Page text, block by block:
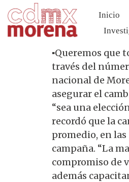
Inicio
▪️Queremos que
través del
nacional de
asegurar el
“sea una
recordó que la
promedio, en
campaña. “La
compromiso de
además